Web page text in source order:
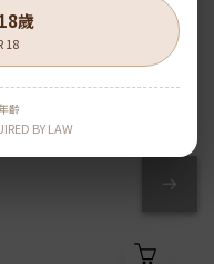
/
歲
18
齡
BY LAW